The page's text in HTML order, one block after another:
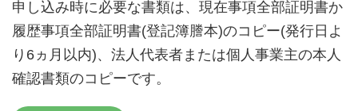
申し込み時に必要な書類は、現在事項全部証明書か
履歴事項全部証明書(登記簿謄本)のコピー(発行日よ
り6ヵ月以内)、法人代表者または個人事業主の本人
確認書類のコピーです。